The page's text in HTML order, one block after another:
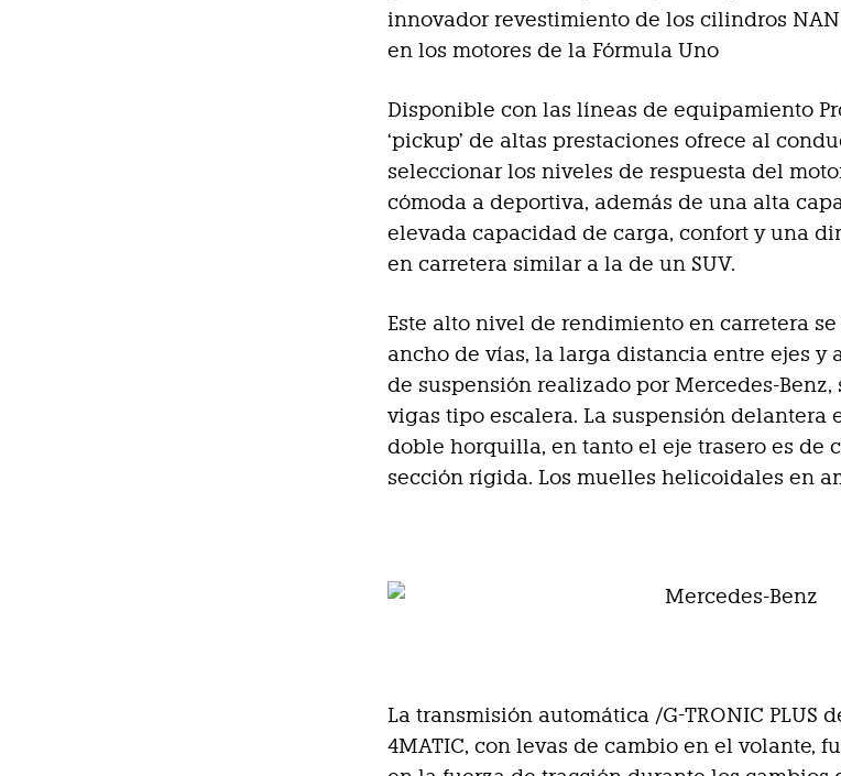
innovador revestimiento de los cilindros
en los motores de la Fórmula Uno
Disponible con las líneas de equipamiento
‘pickup’ de altas prestaciones ofrece al
seleccionar los niveles de respuesta del
cómoda a deportiva, además de una alta
elevada capacidad de carga, confort y una
en carretera similar a la de un SUV.
Este alto nivel de rendimiento en carretera
ancho de vías, la larga distancia entre ejes y
de suspensión realizado por Mercedes-
vigas tipo escalera. La suspensión delantera
doble horquilla, en tanto el eje trasero es de
sección rígida. Los muelles helicoidales en
La transmisión automática /G-TRONIC PLUS
4MATIC, con levas de cambio en el volante,